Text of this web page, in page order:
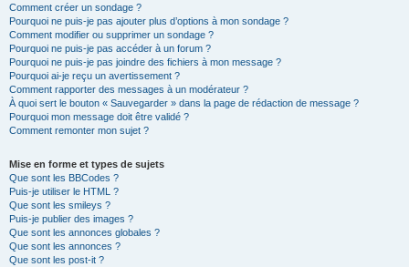
Comment créer un sondage ?
Pourquoi ne puis-je pas ajouter plus d’options à mon sondage ?
Comment modifier ou supprimer un sondage ?
Pourquoi ne puis-je pas accéder à un forum ?
Pourquoi ne puis-je pas joindre des fichiers à mon message ?
Pourquoi ai-je reçu un avertissement ?
Comment rapporter des messages à un modérateur ?
À quoi sert le bouton « Sauvegarder » dans la page de rédaction de message ?
Pourquoi mon message doit être validé ?
Comment remonter mon sujet ?
Mise en forme et types de sujets
Que sont les BBCodes ?
Puis-je utiliser le HTML ?
Que sont les smileys ?
Puis-je publier des images ?
Que sont les annonces globales ?
Que sont les annonces ?
Que sont les post-it ?